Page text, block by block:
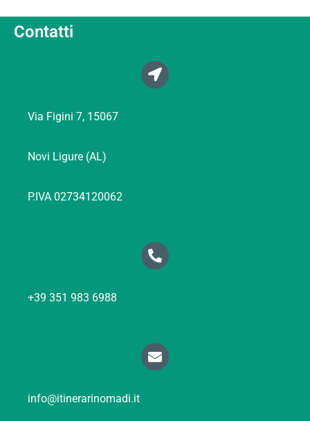
Contatti
Via Figini 7, 15067
Novi Ligure (AL)
P.IVA 02734120062
+39 351 983 6988
info@itinerarinomadi.it